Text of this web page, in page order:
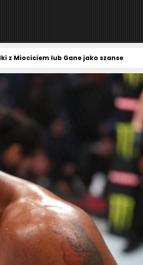
z Miociciem lub Gane jako szanse